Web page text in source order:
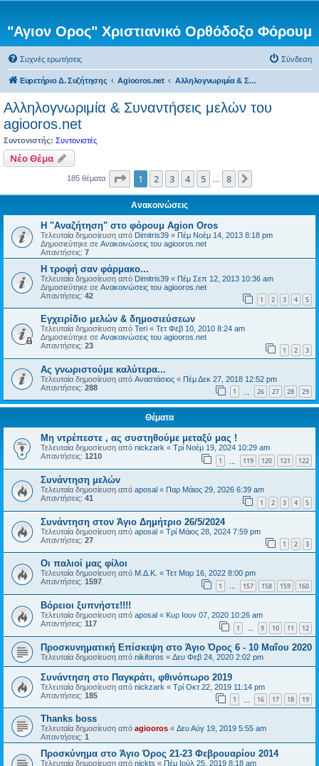
"Αγιον Ορος" Χριστιανικό Ορθόδοξο Φόρουμ
Συχνές ερωτήσεις Σύνδεση
Ευρετήριο Δ. Συζήτησης Agiooros.net Αλληλογνωριμία & Συναντήσεις μελών του agiooros.net
Αλληλογνωριμία & Συναντήσεις μελών του
agiooros.net
Συντονιστής: Συντονιστές
Νέο Θέμα
185 θέματα Σελίδα από8
1 2 3 4 5 8
Ανακοινώσεις
Η "Αναζήτηση" στο φόρουμ Agion Oros
Τελευταία δημοσίευση από Dimitris39 « Πέμ Νοέμ 14, 2013 8:18 pm
Δημοσιεύτηκε σε Ανακοινώσεις του agiooros.net
Απαντήσεις: 7
H τροφή σαν φάρμακο...
Τελευταία δημοσίευση από Dimitris39 « Πέμ Σεπ 12, 2013 10:36 am
Δημοσιεύτηκε σε Ανακοινώσεις του agiooros.net
Απαντήσεις: 42 1 2 3 4 5
Εγχειρίδιο μελών & δημοσιεύσεων
Τελευταία δημοσίευση από Teri « Τετ Φεβ 10, 2010 8:24 am
Δημοσιεύτηκε σε Ανακοινώσεις του agiooros.net
Απαντήσεις: 23 1 2 3
Ας γνωριστούμε καλύτερα...
Τελευταία δημοσίευση από Αναστάσιος « Πέμ Δεκ 27, 2018 12:52 pm
Απαντήσεις: 288 1 26 27 28 29
Θέματα
Μη ντρέπεστε , ας συστηθούμε μεταξύ μας !
Τελευταία δημοσίευση από nickzark « Τρί Νοέμ 19, 2024 10:29 am
Απαντήσεις: 1210 1 119 120 121 122
Συνάντηση μελών
Τελευταία δημοσίευση από aposal « Παρ Μάιος 29, 2026 6:39 am
Απαντήσεις: 41 1 2 3 4 5
Συνάντηση στον Άγιο Δημήτριο 26/5/2024
Τελευταία δημοσίευση από aposal « Τρί Μάιος 28, 2024 7:59 pm
Απαντήσεις: 27 1 2 3
Οι παλιοί μας φίλοι
Τελευταία δημοσίευση από Μ.Δ.Κ. « Τετ Μαρ 16, 2022 8:00 pm
Απαντήσεις: 1597 1 … 157 158 159 160
Βόρειοι ξυπνήστε!!!!
Τελευταία δημοσίευση από aposal « Κυρ Ιουν 07, 2020 10:26 am
Απαντήσεις: 117 1 … 9 10 11 12
Προσκυνηματική Επίσκεψη στο Άγιο Όρος 6 - 10 Μαΐου 2020
Τελευταία δημοσίευση από nikiforos « Δευ Φεβ 24, 2020 2:02 pm
Συνάντηση στο Παγκράτι, φθινόπωρο 2019
Τελευταία δημοσίευση από nickzark « Τρί Οκτ 22, 2019 11:14 pm
Απαντήσεις: 185 1 16 17 18 19
Thanks boss
Τελευταία δημοσίευση από agiooros « Δευ Αύγ 19, 2019 5:55 am
Απαντήσεις: 1
Προσκύνημα στο Άγιο Όρος 21-23 Φεβρουαρίου 2014
Τελευταία δημοσίευση από nickts « Πέμ Ιούλ 25, 2019 8:18 am